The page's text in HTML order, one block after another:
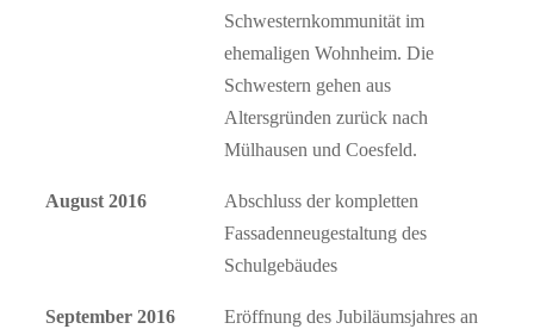
Schwesternkommunität im
ehemaligen Wohnheim. Die
Schwestern gehen aus
Altersgründen zurück nach
Mülhausen und Coesfeld.
August 2016
Abschluss der kompletten
Fassadenneugestaltung des
Schulgebäudes
September 2016 Eröffnung des Jubiläumsjahres an